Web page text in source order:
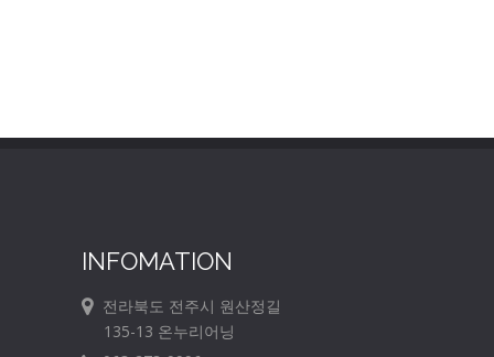
INFOMATION
전라북도 전주시 원산정길
135-13 온누리어닝